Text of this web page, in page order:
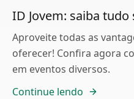
ID Jovem: saiba
Aproveite todas as
oferecer! Confira agora
em eventos diversos.
Continue lendo